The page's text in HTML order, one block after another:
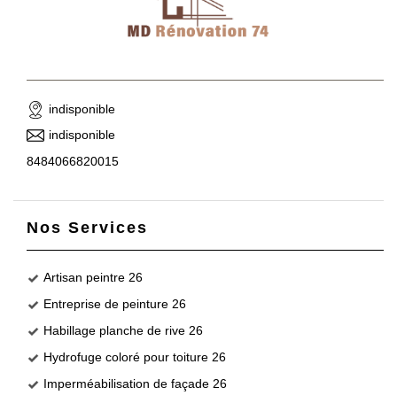
indisponible
indisponible
8484066820015
Nos Services
Artisan peintre 26
Entreprise de peinture 26
Habillage planche de rive 26
Hydrofuge coloré pour toiture 26
Imperméabilisation de façade 26